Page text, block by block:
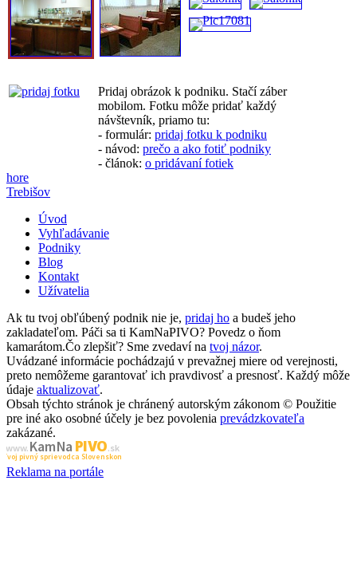
Pridaj obrázok k podniku. Stačí záber
mobilom. Fotku môže pridať každý
návštevník, priamo tu:
- formulár: pridaj fotku k podniku
- návod: prečo a ako fotiť podniky
- článok: o pridávaní fotiek
hore
Trebišov
Úvod
Vyhľadávanie
Podniky
Blog
Kontakt
Užívatelia
Ak tu tvoj obľúbený podnik nie je, pridaj ho a budeš jeho
zakladateľom. Páči sa ti KamNaPIVO? Povedz o ňom
kamarátom.Čo zlepšiť? Sme zvedaví na tvoj názor.
Uvádzané informácie pochádzajú v prevažnej miere od verejnosti,
preto nemôžeme garantovať ich pravdivosť a presnosť. Každý môže
údaje aktualizovať.
Obsah týchto stránok je chránený autorským zákonom © Použitie
pre iné ako osobné účely je bez povolenia prevádzkovateľa
zakázané.
www.Kam Na PIVO.sk
Tvoj pivný sprievodca Slovenskom
Reklama na portále